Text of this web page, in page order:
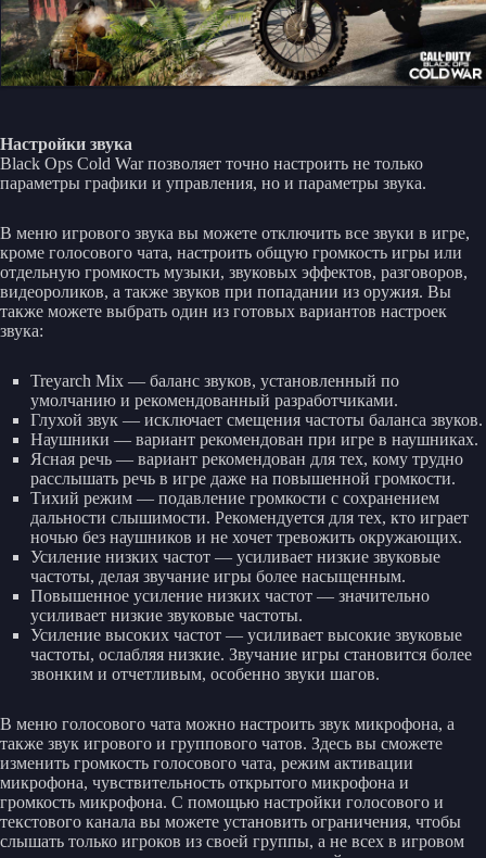
Настройки звука
Black Ops Cold War позволяет точно настроить не только
параметры графики и управления, но и параметры звука.
В меню игрового звука вы можете отключить все звуки в игре,
кроме голосового чата, настроить общую громкость игры или
отдельную громкость музыки, звуковых эффектов, разговоров,
видеороликов, а также звуков при попадании из оружия. Вы
также можете выбрать один из готовых вариантов настроек
звука:
Treyarch Mix — баланс звуков, установленный по
умолчанию и рекомендованный разработчиками.
Глухой звук — исключает смещения частоты баланса звуков.
Наушники — вариант рекомендован при игре в наушниках.
Ясная речь — вариант рекомендован для тех, кому трудно
расслышать речь в игре даже на повышенной громкости.
Тихий режим — подавление громкости с сохранением
дальности слышимости. Рекомендуется для тех, кто играет
ночью без наушников и не хочет тревожить окружающих.
Усиление низких частот — усиливает низкие звуковые
частоты, делая звучание игры более насыщенным.
Повышенное усиление низких частот — значительно
усиливает низкие звуковые частоты.
Усиление высоких частот — усиливает высокие звуковые
частоты, ослабляя низкие. Звучание игры становится более
звонким и отчетливым, особенно звуки шагов.
В меню голосового чата можно настроить звук микрофона, а
также звук игрового и группового чатов. Здесь вы сможете
изменить громкость голосового чата, режим активации
микрофона, чувствительность открытого микрофона и
громкость микрофона. С помощью настройки голосового и
текстового канала вы можете установить ограничения, чтобы
слышать только игроков из своей группы, а не всех в игровом